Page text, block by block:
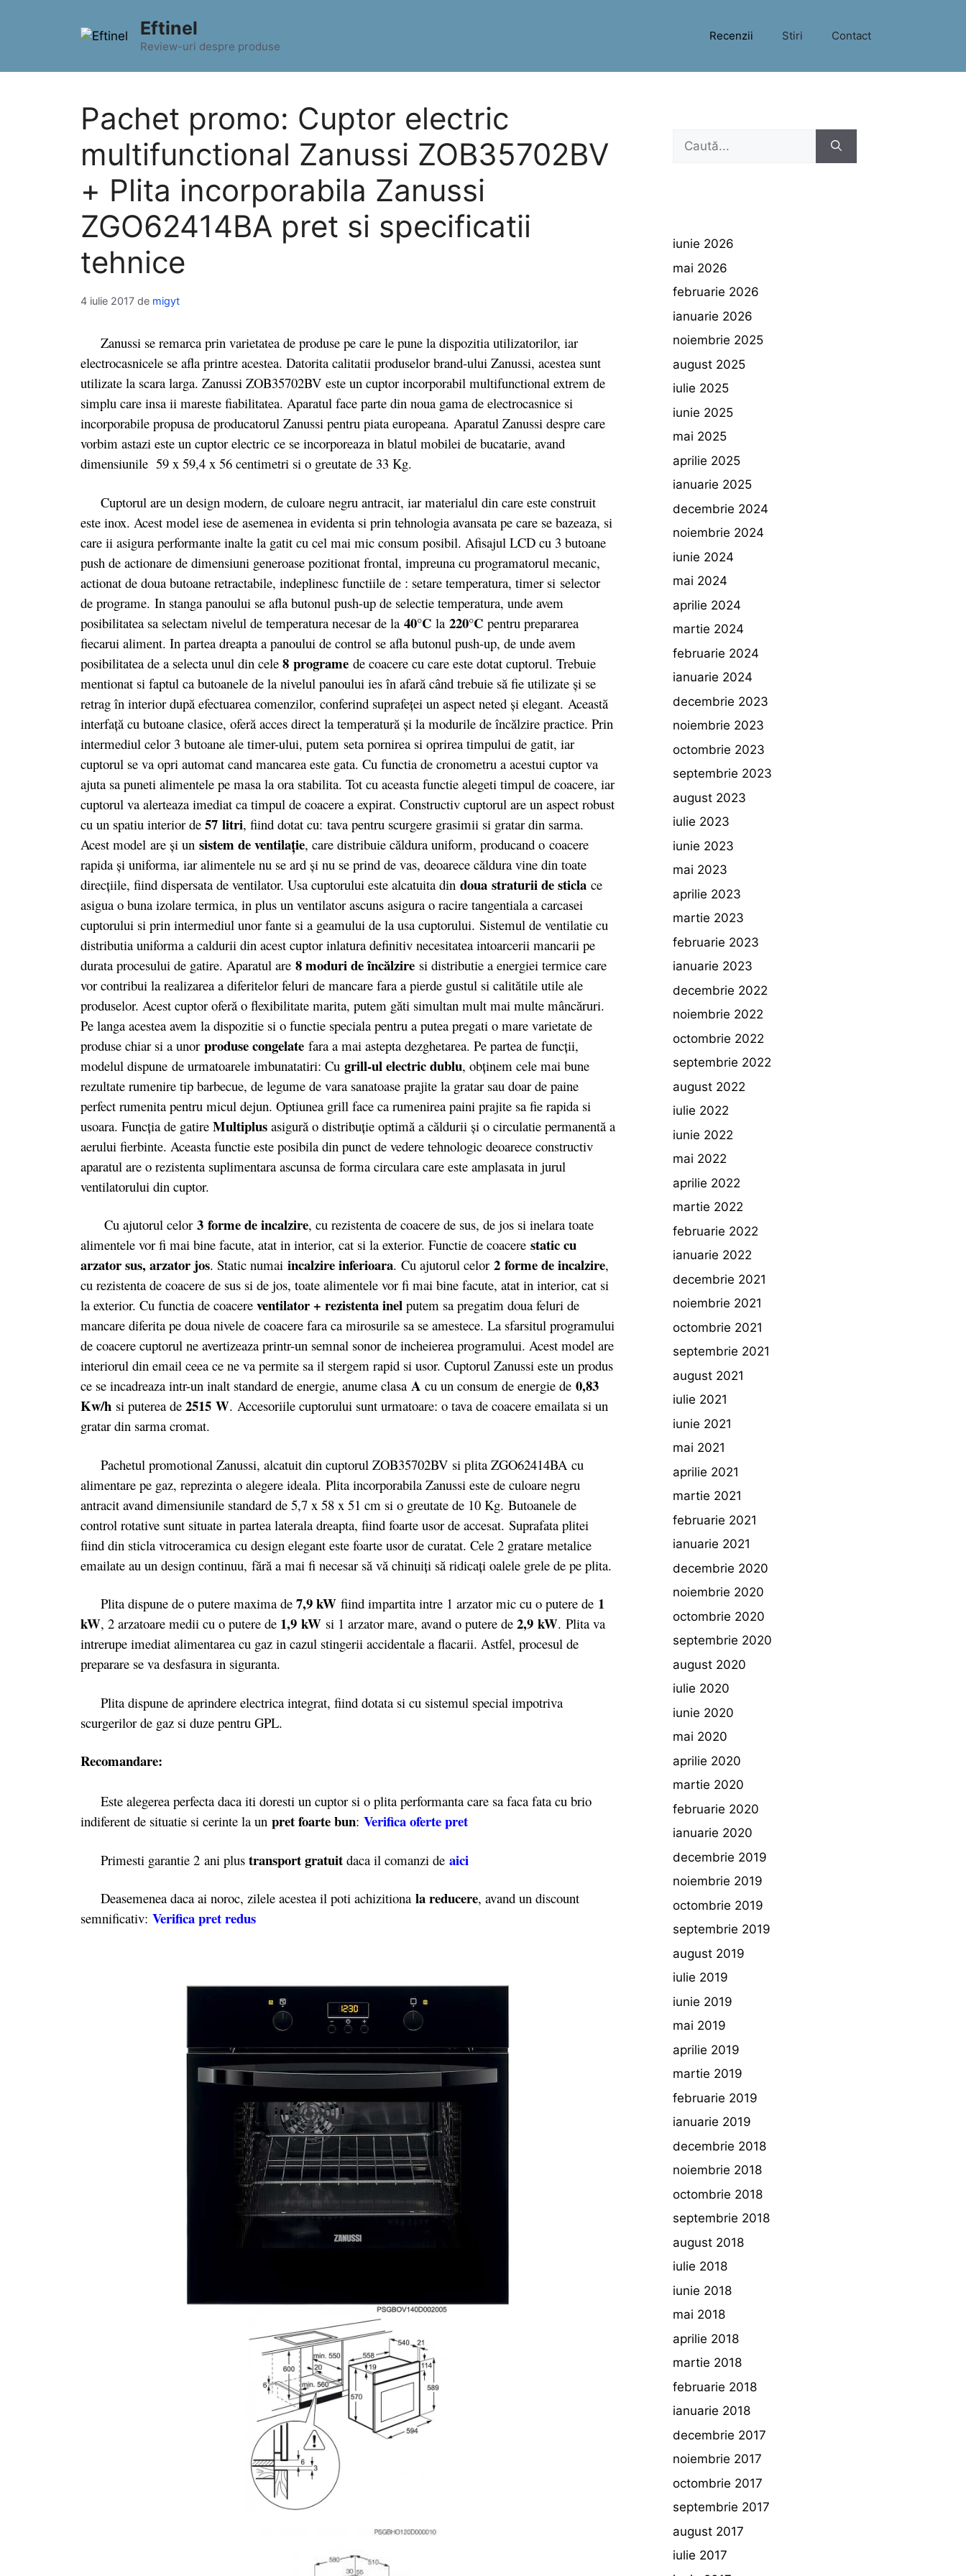
Eftinel
Review-uri despre produse
Recenzii Stiri Contact
Pachet promo: Cuptor electric
multifunctional Zanussi ZOB35702BV
+ Plita incorporabila Zanussi
ZGO62414BA pret si specificatii
tehnice
4 iulie 2017 de migyt
Zanussi se remarca prin varietatea de produse pe care le pune la dispozitia utilizatorilor, iar
electrocasnicele se afla printre acestea. Datorita calitatii produselor brand-ului Zanussi, acestea sunt
utilizate la scara larga. Zanussi ZOB35702BV este un cuptor incorporabil multifunctional extrem de
simplu care insa ii mareste fiabilitatea. Aparatul face parte din noua gama de electrocasnice si
incorporabile propusa de producatorul Zanussi pentru piata europeana. Aparatul Zanussi despre care
vorbim astazi este un cuptor electric ce se incorporeaza in blatul mobilei de bucatarie, avand
dimensiunile 59 x 59,4 x 56 centimetri si o greutate de 33 Kg.
Cuptorul are un design modern, de culoare negru antracit, iar materialul din care este construit
este inox. Acest model iese de asemenea in evidenta si prin tehnologia avansata pe care se bazeaza, si
care ii asigura performante inalte la gatit cu cel mai mic consum posibil. Afisajul LCD cu 3 butoane
push de actionare de dimensiuni generoase pozitionat frontal, impreuna cu programatorul mecanic,
actionat de doua butoane retractabile, indeplinesc functiile de : setare temperatura, timer si selector
de programe. In stanga panoului se afla butonul push-up de selectie temperatura, unde avem
posibilitatea sa selectam nivelul de temperatura necesar de la 40°C la 220°C pentru prepararea
fiecarui aliment. In partea dreapta a panoului de control se afla butonul push-up, de unde avem
posibilitatea de a selecta unul din cele 8 programe de coacere cu care este dotat cuptorul. Trebuie
mentionat si faptul ca butoanele de la nivelul panoului ies în afară când trebuie să fie utilizate şi se
retrag în interior după efectuarea comenzilor, conferind suprafeţei un aspect neted şi elegant. Această
interfaţă cu butoane clasice, oferă acces direct la temperatură şi la modurile de încălzire practice. Prin
intermediul celor 3 butoane ale timer-ului, putem seta pornirea si oprirea timpului de gatit, iar
cuptorul se va opri automat cand mancarea este gata. Cu functia de cronometru a acestui cuptor va
ajuta sa puneti alimentele pe masa la ora stabilita. Tot cu aceasta functie alegeti timpul de coacere, iar
cuptorul va alerteaza imediat ca timpul de coacere a expirat. Constructiv cuptorul are un aspect robust
cu un spatiu interior de 57 litri, fiind dotat cu: tava pentru scurgere grasimii si gratar din sarma.
Acest model are şi un sistem de ventilaţie, care distribuie căldura uniform, producand o coacere
rapida şi uniforma, iar alimentele nu se ard şi nu se prind de vas, deoarece căldura vine din toate
direcţiile, fiind dispersata de ventilator. Usa cuptorului este alcatuita din doua straturii de sticla ce
asigua o buna izolare termica, in plus un ventilator ascuns asigura o racire tangentiala a carcasei
cuptorului si prin intermediul unor fante si a geamului de la usa cuptorului. Sistemul de ventilatie cu
distributia uniforma a caldurii din acest cuptor inlatura definitiv necesitatea intoarcerii mancarii pe
durata procesului de gatire. Aparatul are 8 moduri de încălzire si distributie a energiei termice care
vor contribui la realizarea a diferitelor feluri de mancare fara a pierde gustul si calitătile utile ale
produselor. Acest cuptor oferă o flexibilitate marita, putem găti simultan mult mai multe mâncăruri.
Pe langa acestea avem la dispozitie si o functie speciala pentru a putea pregati o mare varietate de
produse chiar si a unor produse congelate fara a mai astepta dezghetarea. Pe partea de funcții,
modelul dispune de urmatoarele imbunatatiri: Cu grill-ul electric dublu, obţinem cele mai bune
rezultate rumenire tip barbecue, de legume de vara sanatoase prajite la gratar sau doar de paine
perfect rumenita pentru micul dejun. Optiunea grill face ca rumenirea paini prajite sa fie rapida si
usoara. Funcţia de gatire Multiplus asigură o distribuţie optimă a căldurii şi o circulatie permanentă a
aerului fierbinte. Aceasta functie este posibila din punct de vedere tehnologic deoarece constructiv
aparatul are o rezistenta suplimentara ascunsa de forma circulara care este amplasata in jurul
ventilatorului din cuptor.
Cu ajutorul celor 3 forme de incalzire, cu rezistenta de coacere de sus, de jos si inelara toate
alimentele vor fi mai bine facute, atat in interior, cat si la exterior. Functie de coacere static cu
arzator sus, arzator jos. Static numai incalzire inferioara. Cu ajutorul celor 2 forme de incalzire,
cu rezistenta de coacere de sus si de jos, toate alimentele vor fi mai bine facute, atat in interior, cat si
la exterior. Cu functia de coacere ventilator + rezistenta inel putem sa pregatim doua feluri de
mancare diferita pe doua nivele de coacere fara ca mirosurile sa se amestece. La sfarsitul programului
de coacere cuptorul ne avertizeaza printr-un semnal sonor de incheierea programului. Acest model are
interiorul din email ceea ce ne va permite sa il stergem rapid si usor. Cuptorul Zanussi este un produs
ce se incadreaza intr-un inalt standard de energie, anume clasa A cu un consum de energie de 0,83
Kw/h si puterea de 2515 W. Accesoriile cuptorului sunt urmatoare: o tava de coacere emailata si un
gratar din sarma cromat.
Pachetul promotional Zanussi, alcatuit din cuptorul ZOB35702BV si plita ZGO62414BA cu
alimentare pe gaz, reprezinta o alegere ideala. Plita incorporabila Zanussi este de culoare negru
antracit avand dimensiunile standard de 5,7 x 58 x 51 cm si o greutate de 10 Kg. Butoanele de
control rotative sunt situate in partea laterala dreapta, fiind foarte usor de accesat. Suprafata plitei
fiind din sticla vitroceramica cu design elegant este foarte usor de curatat. Cele 2 gratare metalice
emailate au un design continuu, fără a mai fi necesar să vă chinuiţi să ridicaţi oalele grele de pe plita.
Plita dispune de o putere maxima de 7,9 kW fiind impartita intre 1 arzator mic cu o putere de 1
kW, 2 arzatoare medii cu o putere de 1,9 kW si 1 arzator mare, avand o putere de 2,9 kW. Plita va
intrerupe imediat alimentarea cu gaz in cazul stingerii accidentale a flacarii. Astfel, procesul de
preparare se va desfasura in siguranta.
Plita dispune de aprindere electrica integrat, fiind dotata si cu sistemul special impotriva
scurgerilor de gaz si duze pentru GPL.
Recomandare:
Este alegerea perfecta daca iti doresti un cuptor si o plita performanta care sa faca fata cu brio
indiferent de situatie si cerinte la un pret foarte bun: Verifica oferte pret
Primesti garantie 2 ani plus transport gratuit daca il comanzi de aici
Deasemenea daca ai noroc, zilele acestea il poti achizitiona la reducere, avand un discount
semnificativ: Verifica pret redus
Caută
iunie 2026
mai 2026
februarie 2026
ianuarie 2026
noiembrie 2025
august 2025
iulie 2025
iunie 2025
mai 2025
aprilie 2025
ianuarie 2025
decembrie 2024
noiembrie 2024
iunie 2024
mai 2024
aprilie 2024
martie 2024
februarie 2024
ianuarie 2024
decembrie 2023
noiembrie 2023
octombrie 2023
septembrie 2023
august 2023
iulie 2023
iunie 2023
mai 2023
aprilie 2023
martie 2023
februarie 2023
ianuarie 2023
decembrie 2022
noiembrie 2022
octombrie 2022
septembrie 2022
august 2022
iulie 2022
iunie 2022
mai 2022
aprilie 2022
martie 2022
februarie 2022
ianuarie 2022
decembrie 2021
noiembrie 2021
octombrie 2021
septembrie 2021
august 2021
iulie 2021
iunie 2021
mai 2021
aprilie 2021
martie 2021
februarie 2021
ianuarie 2021
decembrie 2020
noiembrie 2020
octombrie 2020
septembrie 2020
august 2020
iulie 2020
iunie 2020
mai 2020
aprilie 2020
martie 2020
februarie 2020
ianuarie 2020
decembrie 2019
noiembrie 2019
octombrie 2019
septembrie 2019
august 2019
iulie 2019
iunie 2019
mai 2019
aprilie 2019
martie 2019
februarie 2019
ianuarie 2019
decembrie 2018
noiembrie 2018
octombrie 2018
septembrie 2018
august 2018
iulie 2018
iunie 2018
mai 2018
aprilie 2018
martie 2018
februarie 2018
ianuarie 2018
decembrie 2017
noiembrie 2017
octombrie 2017
septembrie 2017
august 2017
iulie 2017